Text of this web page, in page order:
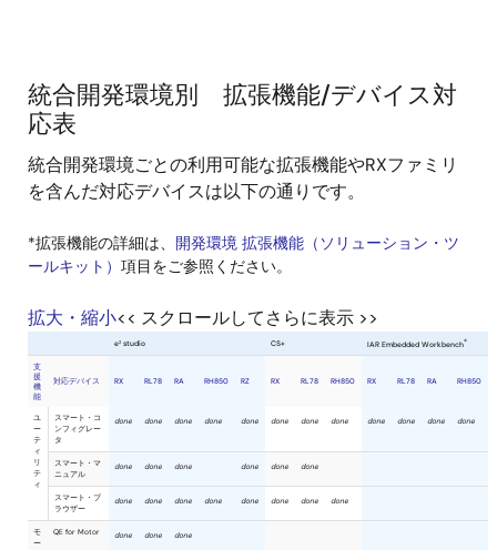
統合開発環境別 拡張機能/デバイス対
応表
統合開発環境ごとの利用可能な拡張機能やRXファミリ
を含んだ対応デバイスは以下の通りです。
*拡張機能の詳細は、 開発環境 拡張機能（ソリューション・ツ
ールキット） 項目をご参照ください。
拡大・縮小<< スクロールしてさらに表示 >>